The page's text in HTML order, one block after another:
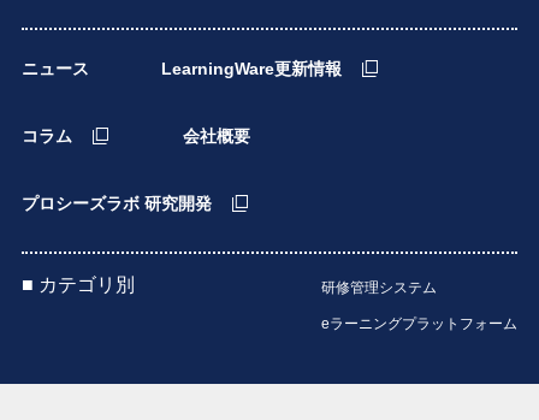
ニュース LearningWare更新情報
コラム 会社概要
プロシーズラボ 研究開発
■ カテゴリ別 研修管理システム
eラーニングプラットフォーム